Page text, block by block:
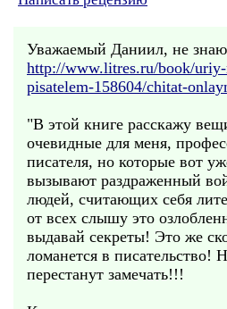
Уважаемый Даниил, не
http://www.litres.ru/book/
pisatelem-158604/chitat-
"В этой книге расскажу
очевидные для меня,
писателя, но которые вот
вызывают раздраженный
людей, считающих себя
от всех слышу это
выдавай секреты! Это же
ломанется в писательство!
перестанут замечать!!!